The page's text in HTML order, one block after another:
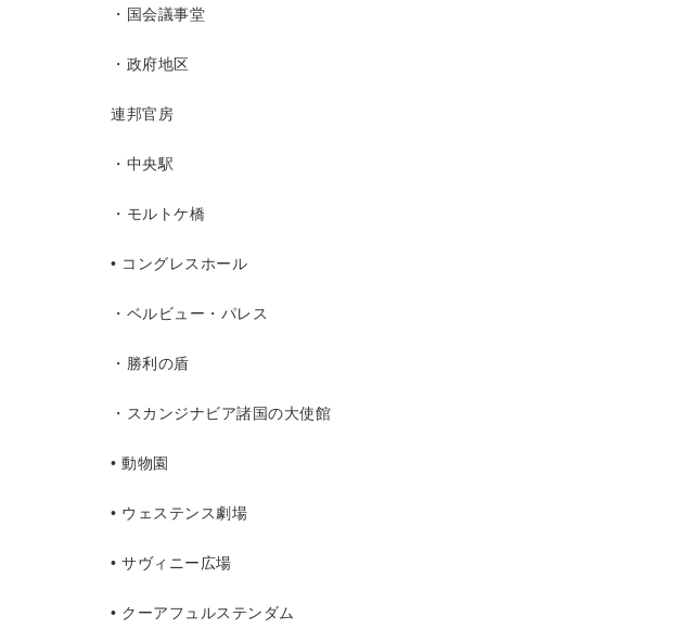
・国会議事堂
・政府地区
連邦官房
・中央駅
・モルトケ橋
• コングレスホール
・ベルビュー・パレス
・勝利の盾
・スカンジナビア諸国の大使館
• 動物園
• ウェステンス劇場
• サヴィニー広場
• クーアフュルステンダム